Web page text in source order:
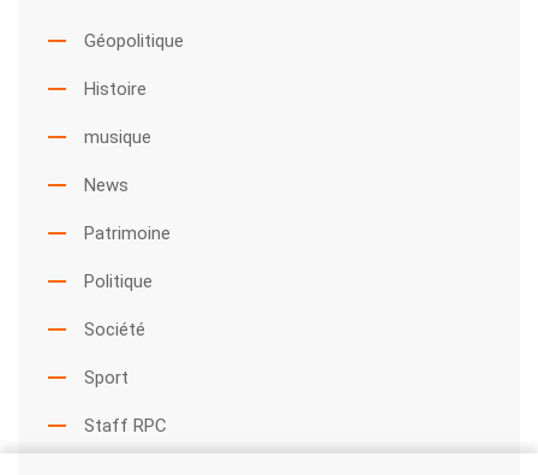
Géopolitique
Histoire
musique
News
Patrimoine
Politique
Société
Sport
Staff RPC